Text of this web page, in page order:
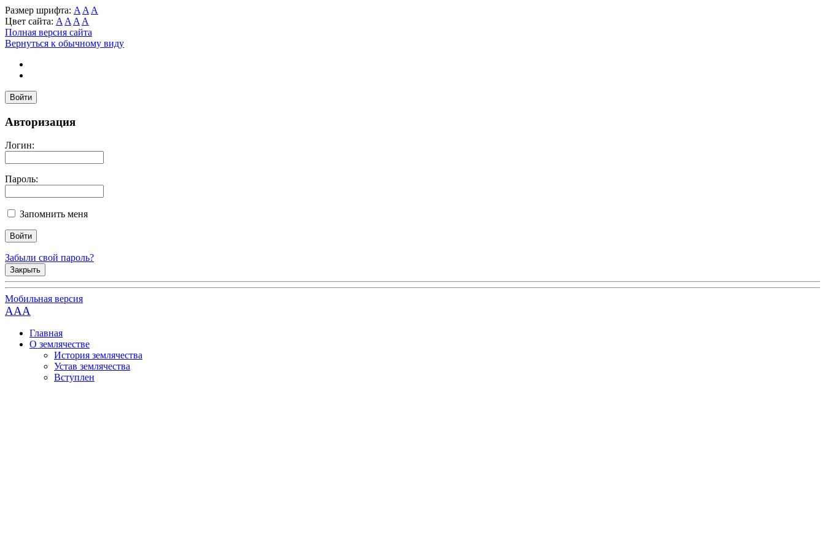
Размер шрифта: A A A
Цвет сайта: A A A A
Полная версия сайта
Вернуться к обычному виду
Войти
Авторизация
Логин:
Пароль:
Запомнить меня
Забыли свой пароль?
Закрыть
Мобильная версия
AAA
Главная
О землячестве
История землячества
Устав землячества
Вступлен